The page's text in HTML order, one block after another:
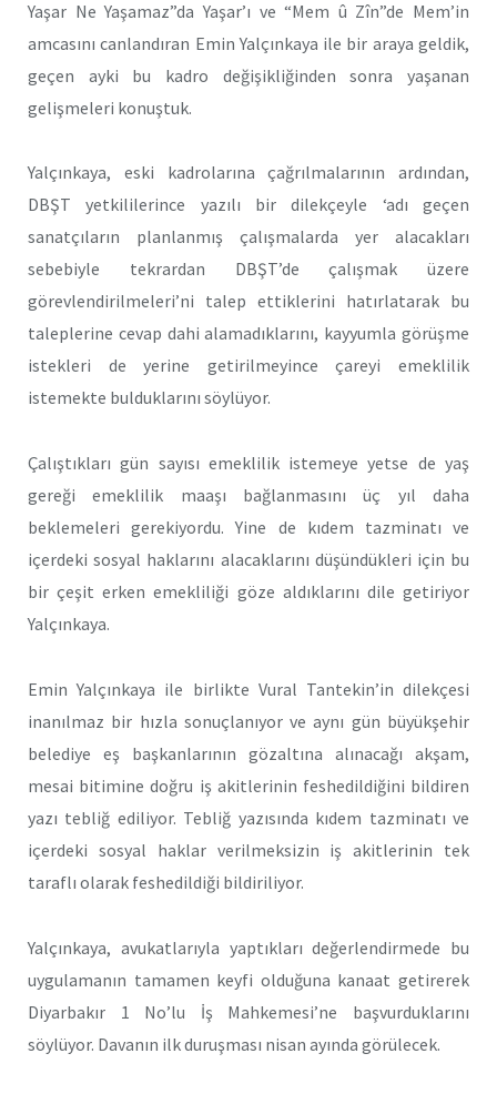
Yaşar Ne Yaşamaz”da Yaşar’ı ve “Mem û Zîn”de Mem’in
amcasını canlandıran Emin Yalçınkaya ile bir araya geldik,
geçen ayki bu kadro değişikliğinden sonra yaşanan
gelişmeleri konuştuk.
Yalçınkaya, eski kadrolarına çağrılmalarının ardından,
DBŞT yetkililerince yazılı bir dilekçeyle ‘adı geçen
sanatçıların planlanmış çalışmalarda yer alacakları
sebebiyle tekrardan DBŞT’de çalışmak üzere
görevlendirilmeleri’ni talep ettiklerini hatırlatarak bu
taleplerine cevap dahi alamadıklarını, kayyumla görüşme
istekleri de yerine getirilmeyince çareyi emeklilik
istemekte bulduklarını söylüyor.
Çalıştıkları gün sayısı emeklilik istemeye yetse de yaş
gereği emeklilik maaşı bağlanmasını üç yıl daha
beklemeleri gerekiyordu. Yine de kıdem tazminatı ve
içerdeki sosyal haklarını alacaklarını düşündükleri için bu
bir çeşit erken emekliliği göze aldıklarını dile getiriyor
Yalçınkaya.
Emin Yalçınkaya ile birlikte Vural Tantekin’in dilekçesi
inanılmaz bir hızla sonuçlanıyor ve aynı gün büyükşehir
belediye eş başkanlarının gözaltına alınacağı akşam,
mesai bitimine doğru iş akitlerinin feshedildiğini bildiren
yazı tebliğ ediliyor. Tebliğ yazısında kıdem tazminatı ve
içerdeki sosyal haklar verilmeksizin iş akitlerinin tek
taraflı olarak feshedildiği bildiriliyor.
Yalçınkaya, avukatlarıyla yaptıkları değerlendirmede bu
uygulamanın tamamen keyfi olduğuna kanaat getirerek
Diyarbakır 1 No’lu İş Mahkemesi’ne başvurduklarını
söylüyor. Davanın ilk duruşması nisan ayında görülecek.